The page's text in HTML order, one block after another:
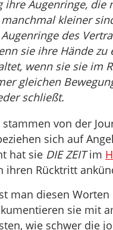
ihre Augenringe, die
kleiner
des
sie ihre Hände zu
wenn sie sie im
gleichen
schließt.
stammen von der
sich auf
hat sie DIE ZEITim
ihren Rücktritt
man diesen Worten
sie mit
wie schwer die